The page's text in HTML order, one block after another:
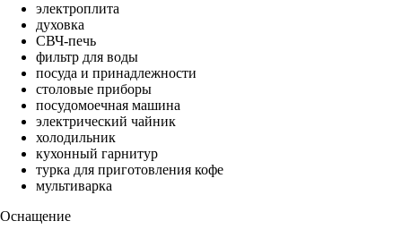
электроплита
духовка
СВЧ-печь
фильтр для воды
посуда и принадлежности
столовые приборы
посудомоечная машина
электрический чайник
холодильник
кухонный гарнитур
турка для приготовления кофе
мультиварка
Оснащение